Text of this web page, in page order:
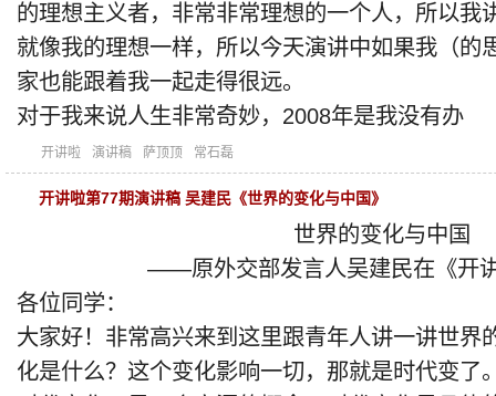
的理想主义者，非常非常理想的一个人，所以我
就像我的理想一样，所以今天演讲中如果我（的
家也能跟着我一起走得很远。
对于我来说人生非常奇妙，2008年是我没有办
开讲啦 演讲稿 萨顶顶 常石磊
开讲啦第77期演讲稿 吴建民《世界的变化与中国》
世界的变化与中国
——原外交部发言人吴建民在《开
各位同学：
大家好！非常高兴来到这里跟青年人讲一讲世界
化是什么？这个变化影响一切，那就是时代变了